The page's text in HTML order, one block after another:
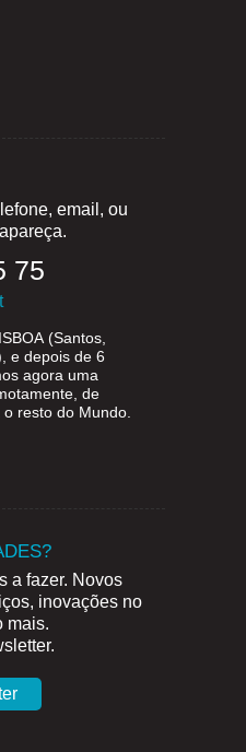
email, ou
75
(Santos,
e depois de 6
agora uma
de
resto do Mundo.
a fazer. Novos
inovações no
mais.